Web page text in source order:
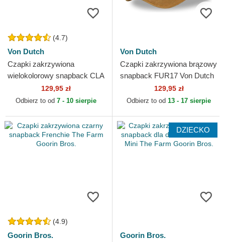
(4.7)
Von Dutch
Czapki zakrzywiona
wielokolorowy snapback CLA
129,95 zł
Odbierz to od 7 - 10 sierpie
Von Dutch
Czapki zakrzywiona brązowy
snapback FUR17 Von Dutch
129,95 zł
Odbierz to od 13 - 17 sierpie
(4.9)
Goorin Bros.
DZIECKO
Goorin Bros.